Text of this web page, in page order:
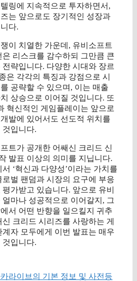
링에 지속적으로 투자하면서,
는 앞으로도 장기적인 성장과
다.
이 치열한 가운데, 유비소프트
리스크를 감수하되 그만큼 큰
전략입니다. 다양한 시대와 장르
은 각각의 특징과 강점으로 시
공략할 수 있으며, 이는 매출
상승으로 이어질 것입니다. 또
혁신적인 게임플레이는 앞으로
발에 있어서도 선도적 위치를
것입니다.
트가 공개한 어쌔신 크리드 신
발표 이상의 의미를 지닙니다.
‘혁신과 다양성’이라는 가치를
벌 팬덤과 시장의 요구에 부응
가받고 있습니다. 앞으로 유비
마나 성공적으로 이어갈지, 그
서 어떤 반향을 일으킬지 귀추
크리드 시리즈를 사랑하는 게
자 모두에게 이번 발표는 매우
것입니다.
라이브의 기본 정보 및 사전등